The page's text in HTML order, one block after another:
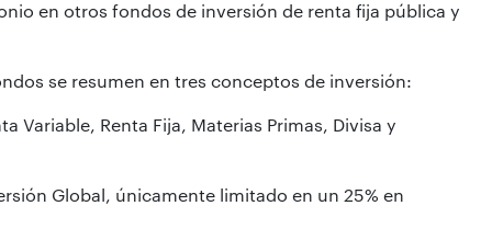
en otros fondos de inversión de renta fija pública y
se resumen en tres conceptos de inversión:
Variable, Renta Fija, Materias Primas, Divisa y
Global, únicamente limitado en un 25% en